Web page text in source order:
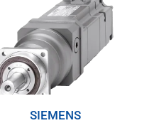
SIEMENS